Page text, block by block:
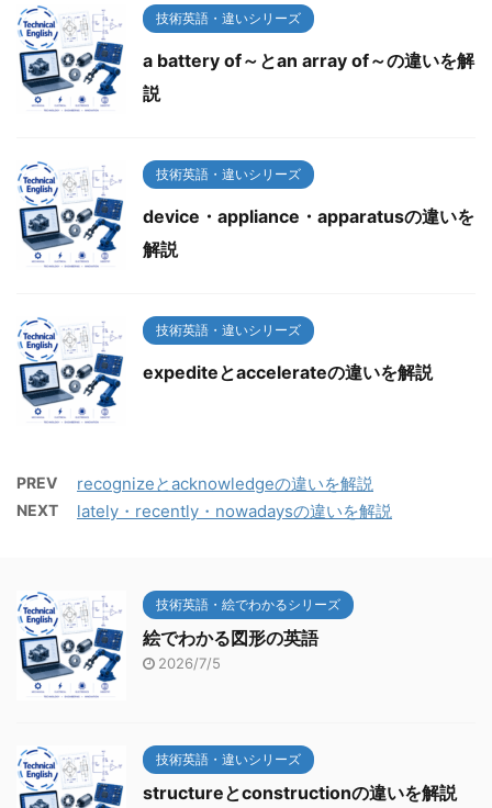
技術英語・違いシリーズ
a battery of～とan array of～の違いを解
説
技術英語・違いシリーズ
device・appliance・apparatusの違いを
解説
技術英語・違いシリーズ
expediteとaccelerateの違いを解説
PREV recognizeとacknowledgeの違いを解説
NEXT lately・recently・nowadaysの違いを解説
技術英語・絵でわかるシリーズ
絵でわかる図形の英語
2026/7/5
技術英語・違いシリーズ
structureとconstructionの違いを解説